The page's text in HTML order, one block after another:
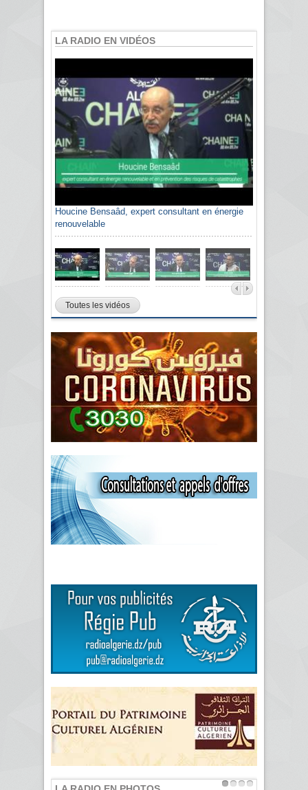
LA RADIO EN VIDÉOS
Houcine Bensaâd, expert consultant en énergie
renouvelable
Toutes les vidéos